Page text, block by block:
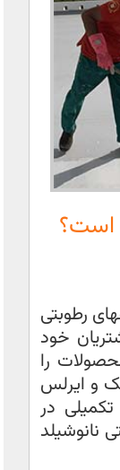
است؟
رطوبتی
خود
را
و ایرلس
در
نانوشیلد